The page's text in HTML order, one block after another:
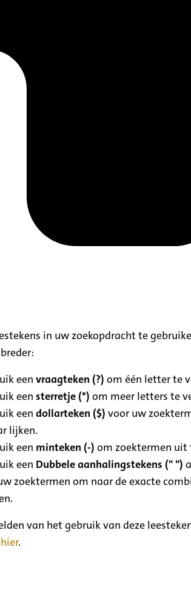
in uw zoekopdracht te
eenvraagteken (?) om één letter te
eensterretje (*) om meer letters te
eendollarteken ($) voor uw
lijken.
een minteken (-) om zoektermen uit
een Dubbele aanhalingstekens (" ")
zoektermen om naar de exacte
van het gebruik van deze
hier.